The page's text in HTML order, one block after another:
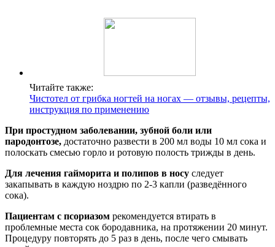
Читайте также:
Чистотел от грибка ногтей на ногах — отзывы, рецепты,
инструкция по применению
При простудном заболевании, зубной боли или
пародонтозе, достаточно развести в 200 мл воды 10 мл сока и
полоскать смесью горло и ротовую полость трижды в день.
Для лечения гайморита и полипов в носу следует
закапывать в каждую ноздрю по 2-3 капли (разведённого
сока).
Пациентам с псориазом рекомендуется втирать в
проблемные места сок бородавника, на протяжении 20 минут.
Процедуру повторять до 5 раз в день, после чего смывать